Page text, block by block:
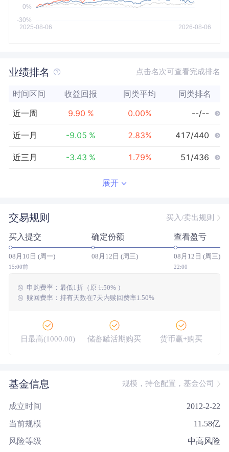
业绩排名 点击名次可查看完成排名
时间区间 收益回报 同类平均 同类排名
近一周 9.90 % 0.00% --/--
近一月 -9.05 % 2.83% 417/440
近三月 -3.43 % 1.79% 51/436
近三年 18/284
近五年 64.80% 39.31% 54/145
今年以来 6/423
成立以来 218.12%
展开
交易规则 买入/卖出规则
买入提交
08月10日 (周一)
15:00前
确定份额
08月12日 (周三)
查看盈亏
08月12日 (周三)
22:00
申购费率： 最低1折（原 1.50%）
赎回费率：持有天数在7天内赎回费率1.50%
日最高(1000.00) 储蓄罐活期购买 货币赢+购买
大额网银转账
基金信息 规模，持仓配置，基金公司
成立时间 2012-2-22
当前规模 11.58亿
风险等级 中高风险